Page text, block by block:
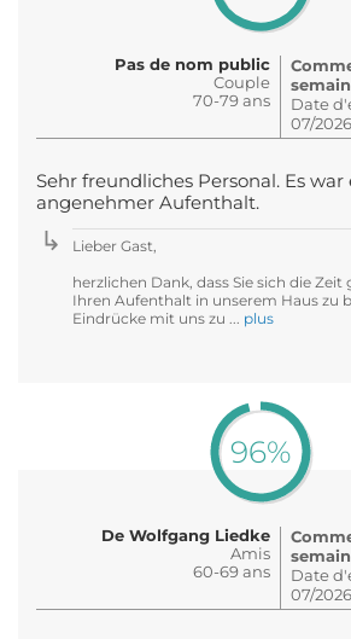
Pas de nom public
Couple
70-79 ans
Date
07/2026
Sehr freundliches Personal. Es war
angenehmer Aufenthalt.
Lieber Gast,
herzlichen Dank, dass Sie sich die Zeit
Ihren Aufenthalt in unserem Haus zu
Eindrücke mit uns zu ... plus
96%
De Wolfgang Liedke
Amis
60-69 ans
Date
07/2026